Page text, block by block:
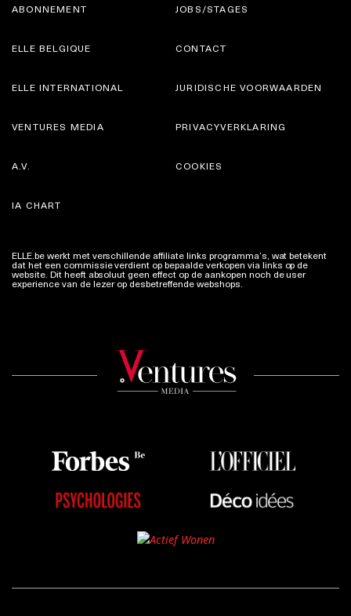
ABONNEMENT
ELLE BELGIQUE
JOBS/STAGES
CONTACT
ELLE INTERNATIONAL
VENTURES MEDIA
JURIDISCHE VOORWAARDEN
PRIVACYVERKLARING
A.V.
IA CHART
COOKIES
ELLE.be werkt met verschillende affiliate links programma’s, wat betekent
dat het een commissie verdient op bepaalde verkopen via links op de
website. Dit heeft absoluut geen effect op de aankopen noch de user
experience van de lezer op desbetreffende webshops.